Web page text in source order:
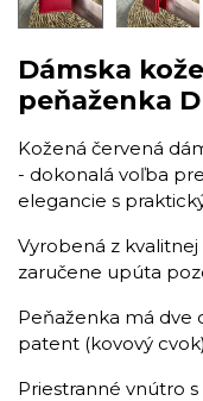
Dámska
peňaženka
Kožená červená
- dokonalá voľba
elegancie s
Vyrobená z
zaručene upúta
Peňaženka má dve
patent (kovový
Priestranné vnútro